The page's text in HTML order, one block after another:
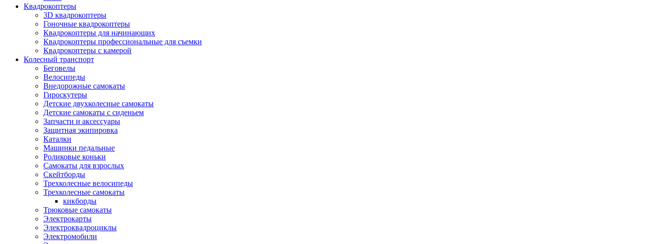
Квадрокоптеры
3D квадрокоптеры
Гоночные квадрокоптеры
Квадрокоптеры для начинающих
Квадрокоптеры профессиональные для съемки
Квадрокоптеры с камерой
Колесный транспорт
Беговелы
Велосипеды
Внедорожные самокаты
Гироскутеры
Детские двухколесные самокаты
Детские самокаты с сиденьем
Запчасти и аксессуары
Защитная экипировка
Каталки
Машинки педальные
Роликовые коньки
Самокаты для взрослых
Скейтборды
Трехколесные велосипеды
Трехколесные самокаты
кикборды
Трюковые самокаты
Электрокарты
Электроквадроциклы
Электромобили